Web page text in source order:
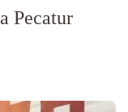
Pecatur